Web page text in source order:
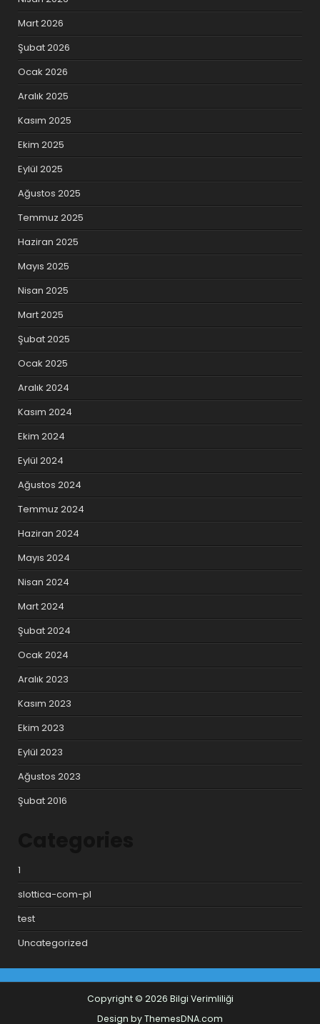
Mart 2026
Şubat 2026
Ocak 2026
Aralık 2025
Kasım 2025
Ekim 2025
Eylül 2025
Ağustos 2025
Temmuz 2025
Haziran 2025
Mayıs 2025
Nisan 2025
Mart 2025
Şubat 2025
Ocak 2025
Aralık 2024
Kasım 2024
Ekim 2024
Eylül 2024
Ağustos 2024
Temmuz 2024
Haziran 2024
Mayıs 2024
Nisan 2024
Mart 2024
Şubat 2024
Ocak 2024
Aralık 2023
Kasım 2023
Ekim 2023
Eylül 2023
Ağustos 2023
Şubat 2016
1
slottica-com-pl
test
Uncategorized
Copyright © 2026 Bilgi Verimliliği
Design by ThemesDNA.com